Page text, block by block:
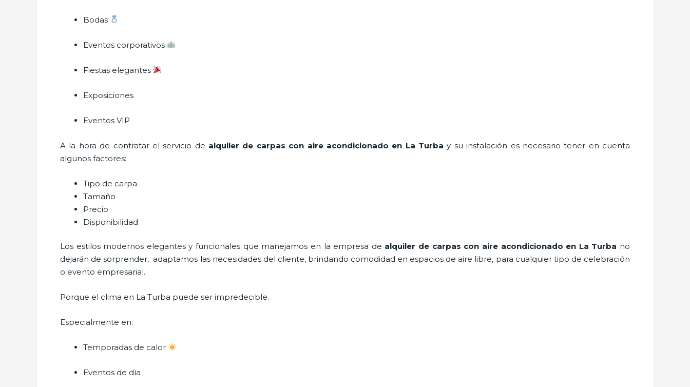
Bodas
Eventos corporativos
Fiestas elegantes
Exposiciones
Eventos VIP
A la hora de contratar el servicio de alquiler de carpas con aire acondicionado en La Turba y su instalación es necesario tener en cuenta
algunos factores:
Tipo de carpa
Tamaño
Precio
Disponibilidad
Los estilos modernos elegantes y funcionales que manejamos en la empresa de alquiler de carpas con aire acondicionado en La Turba no
dejarán de sorprender, adaptamos las necesidades del cliente, brindando comodidad en espacios de aire libre, para cualquier tipo de celebración
o evento empresarial.
Porque el clima en La Turba puede ser impredecible.
Especialmente en:
Temporadas de calor
Eventos de día